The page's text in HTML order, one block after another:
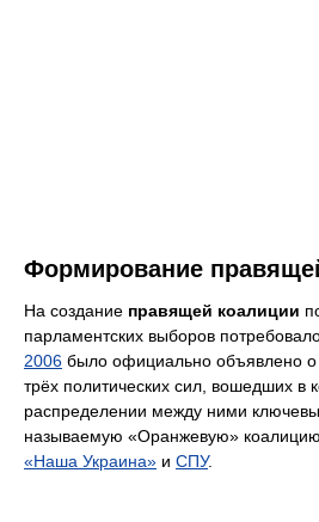
Формирование
На создание правящей коалиции
парламентских выборов
2006 было официально объявлено о
трёх политических сил, вошедших в
распределении между ними
называемую «Оранжевую»
«Наша Украина» и СПУ.